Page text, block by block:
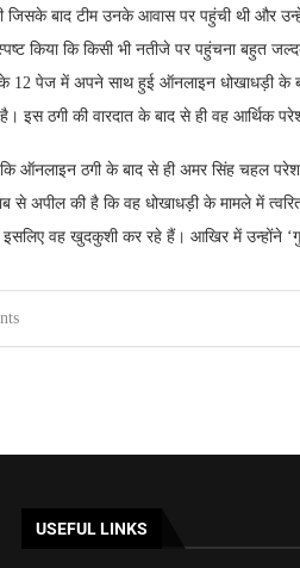
जिसके बाद टीम उनके आवास पर पहुंची थी और
किया कि किसी भी नतीजे पर पहुंचना बहुत
पेज में अपने साथ हुई ऑनलाइन धोखाधड़ी के
इस ठगी की वारदात के बाद से ही वह आर्थिक
कि ऑनलाइन ठगी के बाद से ही अमर सिंह चहल
से अपील की है कि वह धोखाधड़ी के मामले में
इसलिए वह खुदकुशी कर रहे हैं। आखिर में उन्होंने
USEFUL LINKS